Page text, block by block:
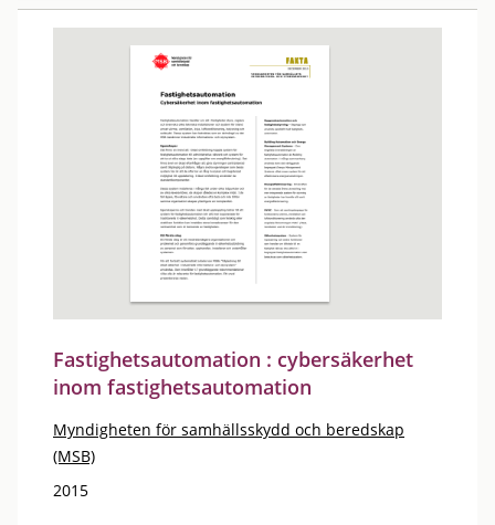
Fastighetsautomation : cybersäkerhet
inom fastighetsautomation
Myndigheten för samhällsskydd och beredskap
(MSB)
2015